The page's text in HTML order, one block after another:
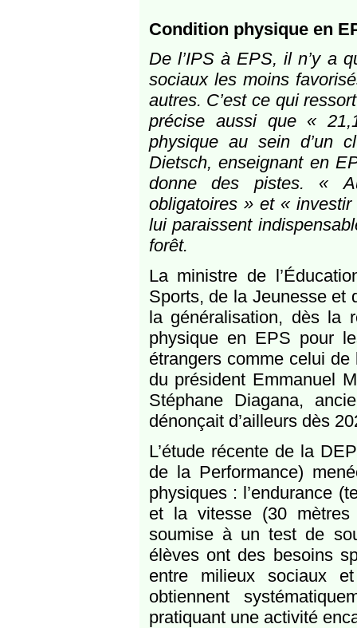
Condition physique en
De l’IPS à EPS, il n’y a
sociaux les moins
autres. C’est ce qui
précise aussi que «
physique au sein d’un
Dietsch, enseignant en
donne des pistes. «
obligatoires » et «
lui paraissent
forêt.
La ministre de
Sports, de la Jeunesse et
la généralisation, dès la
physique en EPS pour
étrangers comme celui
du président Emmanuel
Stéphane Diagana,
dénonçait d’ailleurs dès
L’étude récente de la
de la Performance)
physiques : l’endurance
et la vitesse (30
soumise à un test de
élèves ont des besoins
entre milieux sociaux
obtiennent
pratiquant une activité